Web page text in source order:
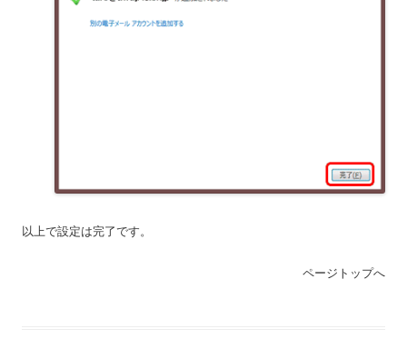
以上で設定は完了です。
ページトップへ